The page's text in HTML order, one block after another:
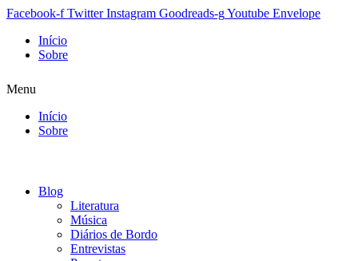
Facebook-f Twitter Instagram Goodreads-gYoutube Envelope
Início
Sobre
Menu
Início
Sobre
Blog
Literatura
Música
Diários de Bordo
Entrevistas